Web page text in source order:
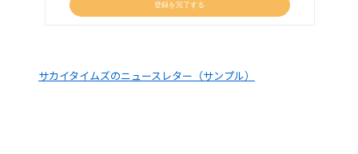
サカイタイムズのニュースレター（サンプル）